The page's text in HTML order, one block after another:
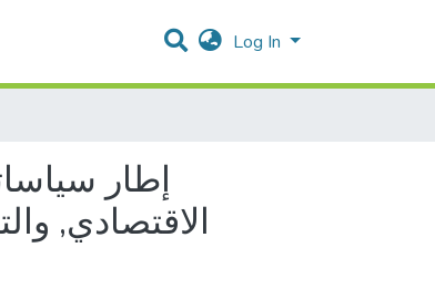
Log In
إطار
الاقتصادي,